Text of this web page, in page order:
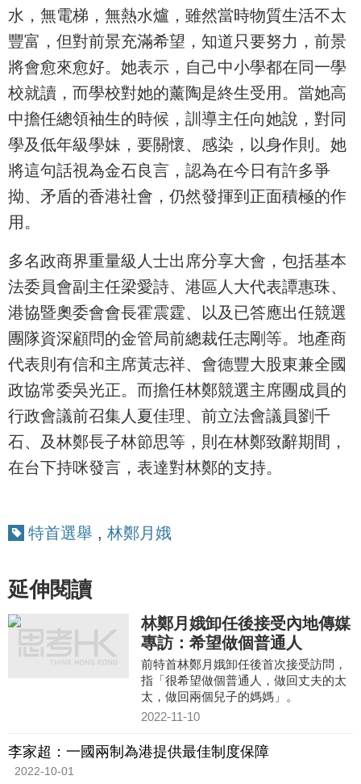
水，無電梯，無熱水爐，雖然當時物質生活不太
豐富，但對前景充滿希望，知道只要努力，前景
將會愈來愈好。她表示，自己中小學都在同一學
校就讀，而學校對她的薰陶是終生受用。當她高
中擔任總領袖生的時候，訓導主任向她說，對同
學及低年級學妹，要關懷、感染，以身作則。她
將這句話視為金石良言，認為在今日有許多爭
拗、矛盾的香港社會，仍然發揮到正面積極的作
用。
多名政商界重量級人士出席分享大會，包括基本
法委員會副主任梁愛詩、港區人大代表譚惠珠、
港協暨奧委會會長霍震霆、以及已答應出任競選
團隊資深顧問的金管局前總裁任志剛等。地產商
代表則有信和主席黃志祥、會德豐大股東兼全國
政協常委吳光正。而擔任林鄭競選主席團成員的
行政會議前召集人夏佳理、前立法會議員劉千
石、及林鄭長子林節思等，則在林鄭致辭期間，
在台下持咪發言，表達對林鄭的支持。
特首選舉 , 林鄭月娥
延伸閱讀
林鄭月娥卸任後接受內地傳媒
專訪：希望做個普通人
前特首林鄭月娥卸任後首次接受訪問，
指「很希望做個普通人，做回丈夫的太
太，做回兩個兒子的媽媽」。
2022-11-10
李家超：一國兩制為港提供最佳制度保障
2022-10-01